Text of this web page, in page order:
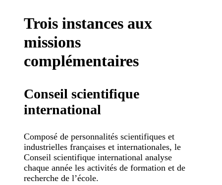
Trois instances aux
missions
complémentaires
Conseil scientifique
international
Composé de personnalités scientifiques et
industrielles françaises et internationales, le
Conseil scientifique international analyse
chaque année les activités de formation et de
recherche de l’école.